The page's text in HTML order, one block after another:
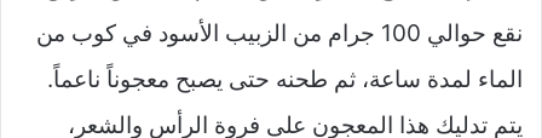
نقع حوالي 100 جرام من الزبيب الأسود في كوب من
الماء لمدة ساعة، ثم طحنه حتى يصبح معجوناً ناعماً.
يتم تدليك هذا المعجون على فروة الرأس والشعر،